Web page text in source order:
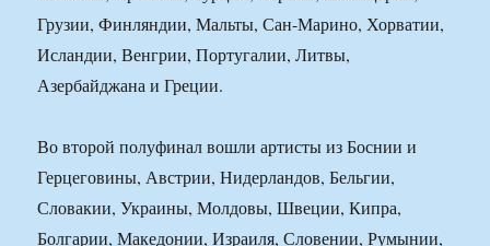
Грузии, Финляндии, Мальты, Сан-Марино, Хорватии,
Исландии, Венгрии, Португалии, Литвы,
Азербайджана и Греции.
Во второй полуфинал вошли артисты из Боснии и
Герцеговины, Австрии, Нидерландов, Бельгии,
Словакии, Украины, Молдовы, Швеции, Кипра,
Болгарии, Македонии, Израиля, Словении, Румынии,